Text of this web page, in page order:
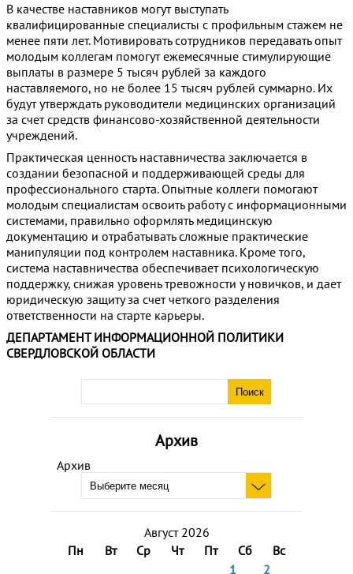
Архив
Архив
Август 2026
Пн
Вт Ср Чт Пт Сб
Вс
1
2
В качестве наставников могут выступать
квалифицированные специалисты с профильным стажем не
менее пяти лет. Мотивировать сотрудников передавать опыт
молодым коллегам помогут ежемесячные стимулирующие
выплаты в размере 5 тысяч рублей за каждого
наставляемого, но не более 15 тысяч рублей суммарно. Их
будут утверждать руководители медицинских организаций
за счет средств финансово-хозяйственной деятельности
учреждений.
Практическая ценность наставничества заключается в
создании безопасной и поддерживающей среды для
профессионального старта. Опытные коллеги помогают
молодым специалистам освоить работу с информационными
системами, правильно оформлять медицинскую
документацию и отрабатывать сложные практические
манипуляции под контролем наставника. Кроме того,
система наставничества обеспечивает психологическую
поддержку, снижая уровень тревожности у новичков, и дает
юридическую защиту за счет четкого разделения
ответственности на старте карьеры.
ДЕПАРТАМЕНТ ИНФОРМАЦИОННОЙ ПОЛИТИКИ
СВЕРДЛОВСКОЙ ОБЛАСТИ